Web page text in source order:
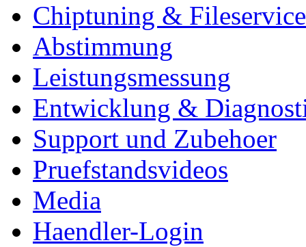
Chiptuning & Fileservice
Abstimmung
Leistungsmessung
Entwicklung &
Support und Zubehoer
Pruefstandsvideos
Media
Haendler-Login